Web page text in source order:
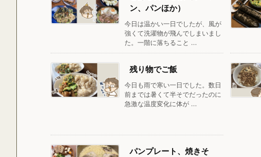
ン、パンほか）
今日は温かい一日でしたが、風が
強くて洗濯物が飛んでしまいまし
た。一階に落ちること ...
残り物でご飯
今日も雨で寒い一日でした。数日
前までは暑くて半そでだったのに
急激な温度変化に体が ...
パンプレート、焼きそ